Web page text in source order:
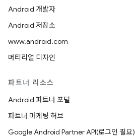
Android 개발자
Android 저장소
www.android.com
머티리얼 디자인
파트너 리소스
Android 파트너 포털
파트너 마케팅 허브
Google Android Partner API(로그인 필요)